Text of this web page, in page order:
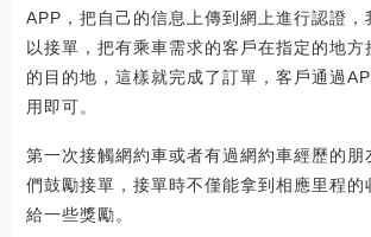
APP，把自己的信息上傳到網上進行認證，
以接單，把有乘車需求的客戶在指定的地方
的目的地，這樣就完成了訂單，客戶通過
用即可。
第一次接觸網約車或者有過網約車經歷的朋
們鼓勵接單，接單時不僅能拿到相應里程的
給一些獎勵。